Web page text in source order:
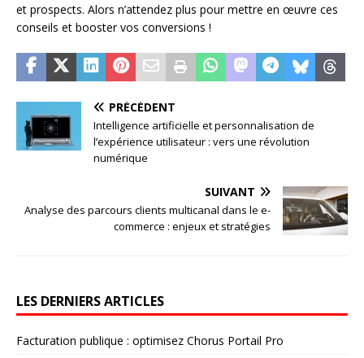
et prospects. Alors n’attendez plus pour mettre en œuvre ces
conseils et booster vos conversions !
PRÉCÉDENT
Intelligence artificielle et personnalisation de
l’expérience utilisateur : vers une révolution
numérique
SUIVANT
Analyse des parcours clients multicanal dans le e-
commerce : enjeux et stratégies
LES DERNIERS ARTICLES
Facturation publique : optimisez Chorus Portail Pro